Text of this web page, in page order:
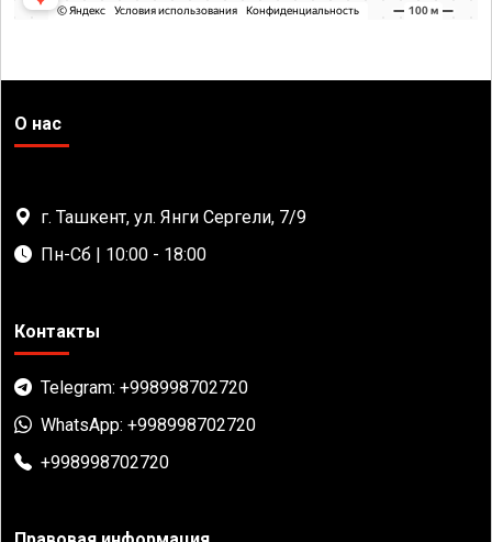
О нас
г. Ташкент, ул. Янги Сергели, 7/9
Пн-Сб | 10:00 - 18:00
Контакты
Telegram: +998998702720
WhatsApp: +998998702720
+998998702720